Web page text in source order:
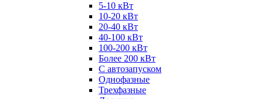
5-10 кВт
10-20 кВт
20-40 кВт
40-100 кВт
100-200 кВт
Более 200 кВт
С автозапуском
Однофазные
Трехфазные